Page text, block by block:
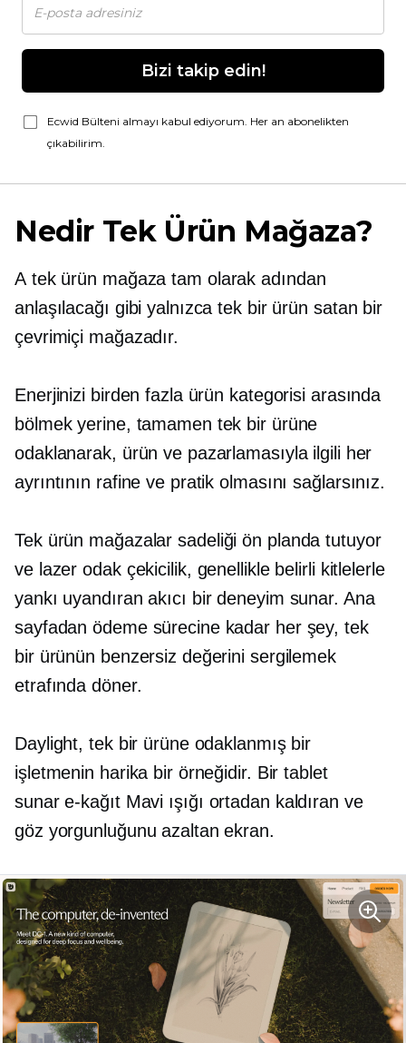
Bizi takip edin!
Ecwid Bülteni almayı kabul ediyorum. Her an abonelikten
çıkabilirim.
Nedir Tek Ürün Mağaza?
A tek ürün mağaza tam olarak adından
anlaşılacağı gibi yalnızca tek bir ürün satan bir
çevrimiçi mağazadır.
Enerjinizi birden fazla ürün kategorisi arasında
bölmek yerine, tamamen tek bir ürüne
odaklanarak, ürün ve pazarlamasıyla ilgili her
ayrıntının rafine ve pratik olmasını sağlarsınız.
Tek ürün mağazalar sadeliği ön planda tutuyor
ve lazer odakçekicilik, genellikle belirli kitlelerle
yankı uyandıran akıcı bir deneyim sunar. Ana
sayfadan ödeme sürecine kadar her şey, tek
bir ürünün benzersiz değerini sergilemek
etrafında döner.
Daylight, tek bir ürüne odaklanmış bir
işletmenin harika bir örneğidir. Bir tablet
sunare-kağıtMavi ışığı ortadan kaldıran ve
göz yorgunluğunu azaltan ekran.